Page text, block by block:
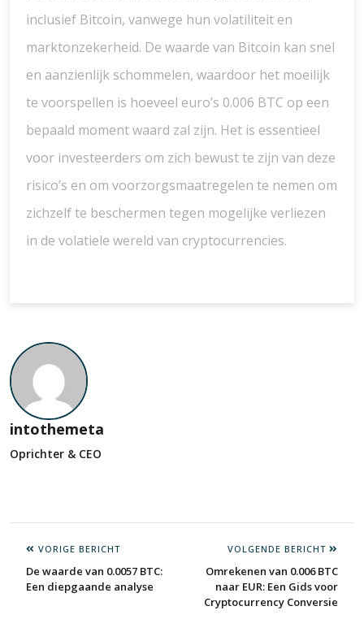
inclusief Bitcoin, vanwege hun volatiliteit en
marktonzekerheid. De waarde van Bitcoin kan snel
en aanzienlijk schommelen, waardoor het moeilijk
te voorspellen is hoeveel euro’s 0.006 BTC op een
bepaald moment waard zal zijn. Het is essentieel
voor investeerders om zich bewust te zijn van deze
risico’s en om voorzorgsmaatregelen te nemen om
zichzelf te beschermen tegen mogelijke verliezen
in de volatiele wereld van cryptocurrencies.
intothemeta
Oprichter & CEO
VORIGE BERICHT
De waarde van 0.0057 BTC:
Een diepgaande analyse
VOLGENDE BERICHT
Omrekenen van 0.006 BTC
naar EUR: Een Gids voor
Cryptocurrency Conversie